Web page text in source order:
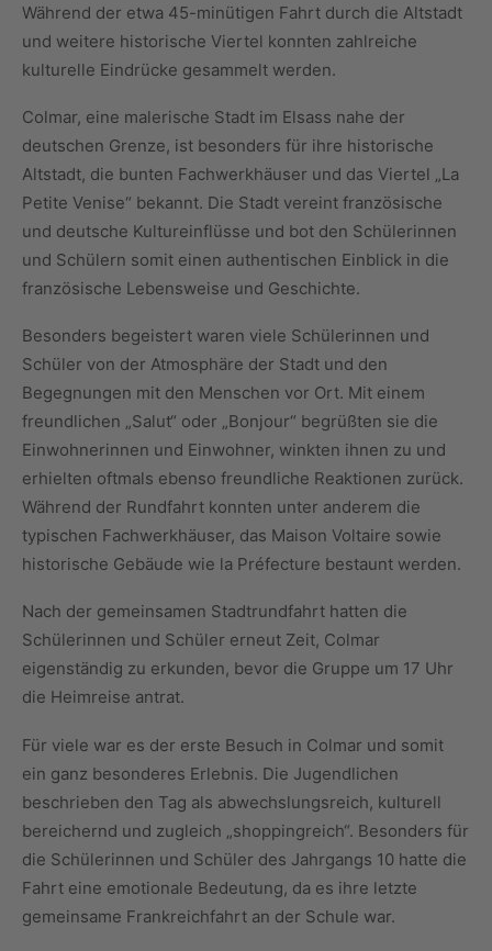
Während der etwa 45-minütigen Fahrt durch die Altstadt
und weitere historische Viertel konnten zahlreiche
kulturelle Eindrücke gesammelt werden.
Colmar, eine malerische Stadt im Elsass nahe der
deutschen Grenze, ist besonders für ihre historische
Altstadt, die bunten Fachwerkhäuser und das Viertel „La
Petite Venise“ bekannt. Die Stadt vereint französische
und deutsche Kultureinflüsse und bot den Schülerinnen
und Schülern somit einen authentischen Einblick in die
französische Lebensweise und Geschichte.
Besonders begeistert waren viele Schülerinnen und
Schüler von der Atmosphäre der Stadt und den
Begegnungen mit den Menschen vor Ort. Mit einem
freundlichen „Salut“ oder „Bonjour“ begrüßten sie die
Einwohnerinnen und Einwohner, winkten ihnen zu und
erhielten oftmals ebenso freundliche Reaktionen zurück.
Während der Rundfahrt konnten unter anderem die
typischen Fachwerkhäuser, das Maison Voltaire sowie
historische Gebäude wie la Préfecture bestaunt werden.
Nach der gemeinsamen Stadtrundfahrt hatten die
Schülerinnen und Schüler erneut Zeit, Colmar
eigenständig zu erkunden, bevor die Gruppe um 17 Uhr
die Heimreise antrat.
Für viele war es der erste Besuch in Colmar und somit
ein ganz besonderes Erlebnis. Die Jugendlichen
beschrieben den Tag als abwechslungsreich, kulturell
bereichernd und zugleich „shoppingreich“. Besonders für
die Schülerinnen und Schüler des Jahrgangs 10 hatte die
Fahrt eine emotionale Bedeutung, da es ihre letzte
gemeinsame Frankreichfahrt an der Schule war.